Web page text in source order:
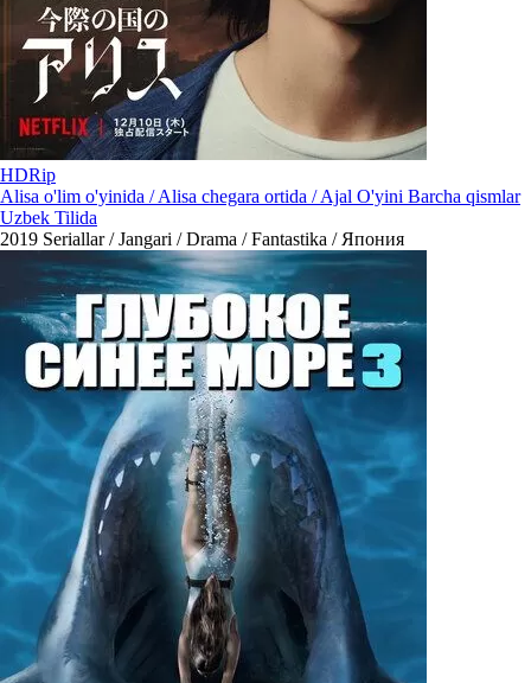
HDRip
Alisa o'lim o'yinida / Alisa chegara ortida / Ajal O'yini Barcha qismlar
Uzbek Tilida
2019 Seriallar / Jangari / Drama / Fantastika / Япония